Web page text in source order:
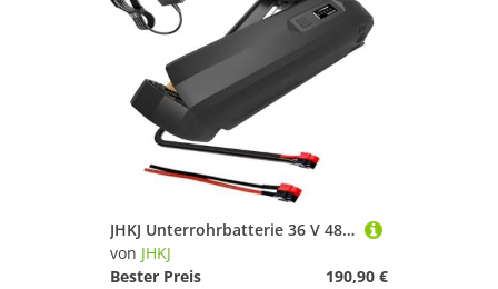
JHKJ Unterrohrbatterie 36 V 48 V 8 Ah 10 Ah 12 Ah Ebike-Unterrohrbatterie 48 V 8 Ah 10 Ah Lithium-Batteriepack mit Ladegerät für Mountainbike-Motor,Anderson,36V 8Ah
von JHKJ
Bester Preis
190,90 €